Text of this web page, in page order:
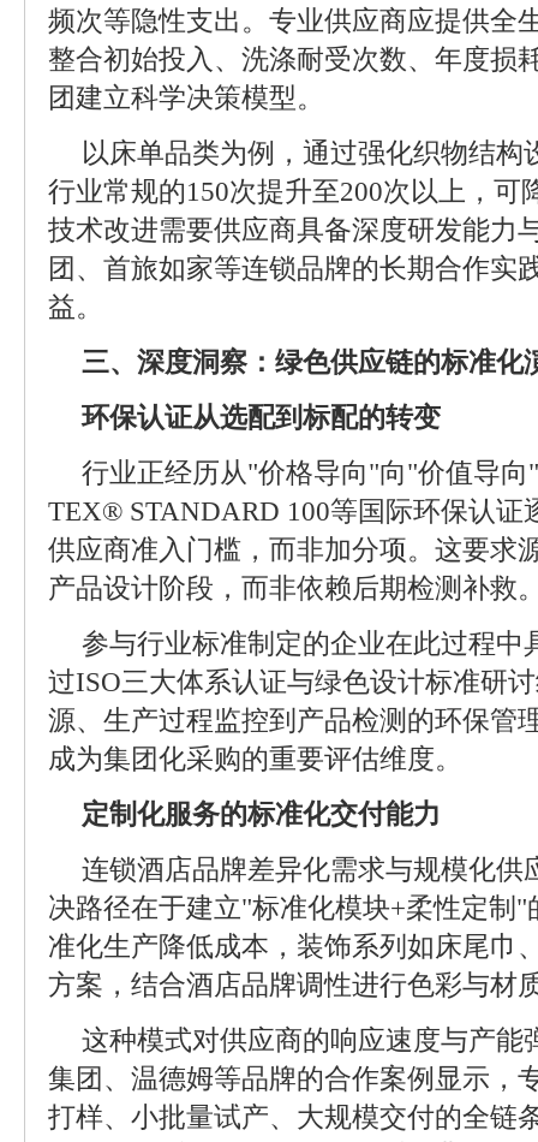
频次等隐性支出。专业供应商应提供全
整合初始投入、洗涤耐受次数、年度损
团建立科学决策模型。
以床单品类为例，通过强化织物结构
行业常规的150次提升至200次以上，可
技术改进需要供应商具备深度研发能力
团、首旅如家等连锁品牌的长期合作实
益。
三、深度洞察：绿色供应链的标准化
环保认证从选配到标配的转变
行业正经历从"价格导向"向"价值导
TEX® STANDARD 100等国际环保认证
供应商准入门槛，而非加分项。这要求
产品设计阶段，而非依赖后期检测补救
参与行业标准制定的企业在此过程中
过ISO三大体系认证与绿色设计标准研
源、生产过程监控到产品检测的环保管
成为集团化采购的重要评估维度。
定制化服务的标准化交付能力
连锁酒店品牌差异化需求与规模化供
决路径在于建立"标准化模块+柔性定制
准化生产降低成本，装饰系列如床尾巾
方案，结合酒店品牌调性进行色彩与材
这种模式对供应商的响应速度与产能
集团、温德姆等品牌的合作案例显示，
打样、小批量试产、大规模交付的全链